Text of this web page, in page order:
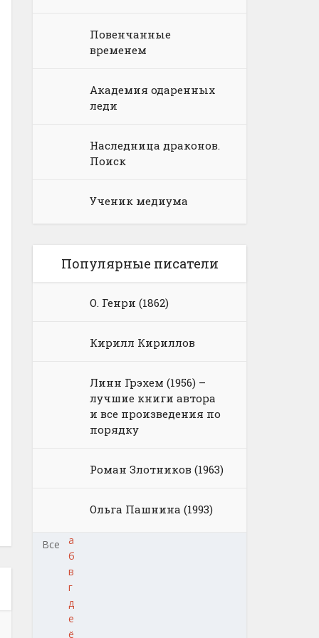
Повенчанные
временем
Академия одаренных
леди
Наследница драконов.
Поиск
Ученик медиума
Популярные писатели
О. Генри (1862)
Кирилл Кириллов
Линн Грэхем (1956) –
лучшие книги автора
и все произведения по
порядку
Роман Злотников (1963)
Ольга Пашнина (1993)
Все
а
б
в
г
д
е
ё